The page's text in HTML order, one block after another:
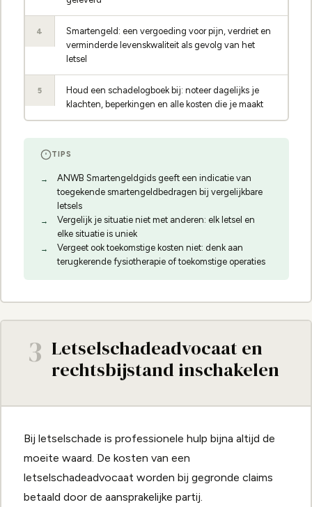
4
Smartengeld: een vergoeding voor pijn, verdriet en
verminderde levenskwaliteit als gevolg van het
letsel
5
Houd een schadelogboek bij: noteer dagelijks je
klachten, beperkingen en alle kosten die je maakt
TIPS
ANWB Smartengeldgids geeft een indicatie van
toegekende smartengeldbedragen bij vergelijkbare
letsels
Vergelijk je situatie niet met anderen: elk letsel en
elke situatie is uniek
Vergeet ook toekomstige kosten niet: denk aan
terugkerende fysiotherapie of toekomstige operaties
3 Letselschadeadvocaat en
rechtsbijstand inschakelen
Bij letselschade is professionele hulp bijna altijd de
moeite waard. De kosten van een
letselschadeadvocaat worden bij gegronde claims
betaald door de aansprakelijke partij.